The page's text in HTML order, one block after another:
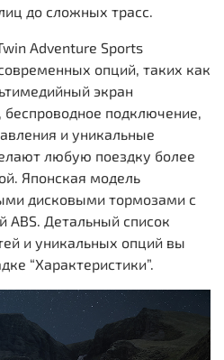
до сложных трасс.
Adventure Sports
опций, таких как
экран
подключение,
и уникальные
любую поездку более
Японская модель
дисковыми тормозами с
ABS. Детальный список
и уникальных опций вы
“Характеристики”.